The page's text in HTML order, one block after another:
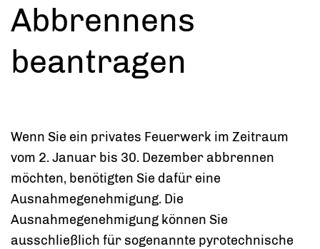
Abbrennens
beantragen
Wenn Sie ein privates Feuerwerk im Zeitraum
vom 2. Januar bis 30. Dezember abbrennen
möchten, benötigten Sie dafür eine
Ausnahmegenehmigung. Die
Ausnahmegenehmigung können Sie
ausschließlich fürsogenannte pyrotechnische